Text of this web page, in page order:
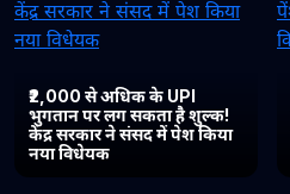
₹2,000 से अधिक के UPI
भुगतान पर लग सकता है शुल्क!
केंद्र सरकार ने संसद में पेश किया
नया विधेयक